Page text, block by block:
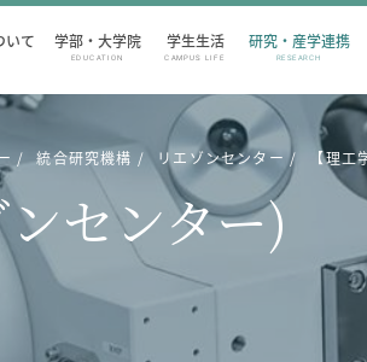
いて 学部・大学院
EDUCATION
学生生活
CAMPUS LIFE
研究・産学連携
RESEARCH
統合研究機構 リエゾンセンター 【理
センター)